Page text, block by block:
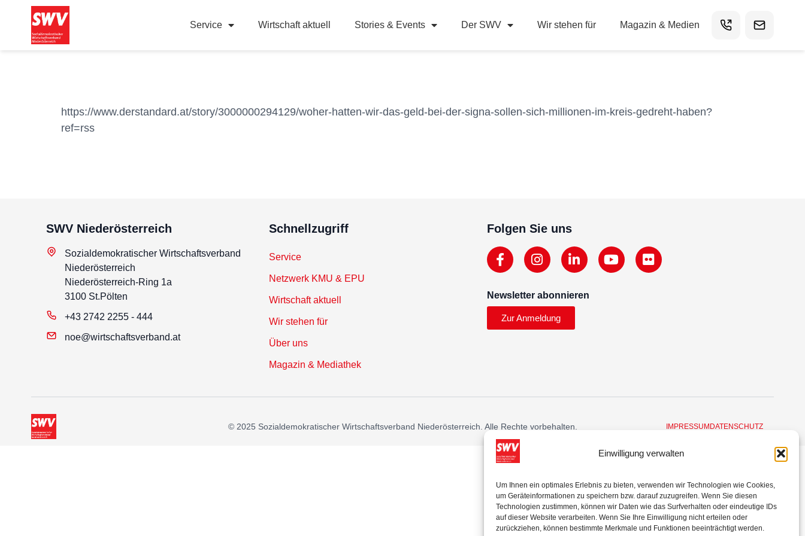
Einwilligung verwalten
Um Ihnen ein optimales Erlebnis zu bieten, verwenden wir Technologien wie Cookies,
um Geräteinformationen zu speichern bzw. darauf zuzugreifen. Wenn Sie diesen
Technologien zustimmen, können wir Daten wie das Surfverhalten oder eindeutige IDs
auf dieser Website verarbeiten. Wenn Sie Ihre Einwilligung nicht erteilen oder
zurückziehen, können bestimmte Merkmale und Funktionen beeinträchtigt werden.
Service Wirtschaft aktuell Stories & Events Der SWV Wir stehen für Magazin & Medien
https://www.derstandard.at/story/3000000294129/woher-hatten-wir-das-geld-bei-der-signa-sollen-sich-millionen-im-kreis-gedreht-haben?
ref=rss
SWV Niederösterreich
Sozialdemokratischer Wirtschaftsverband
Niederösterreich
Niederösterreich-Ring 1a
3100 St.Pölten
+43 2742 2255 - 444
noe@wirtschaftsverband.at
Schnellzugriff
Service
Netzwerk KMU & EPU
Wirtschaft aktuell
Wir stehen für
Über uns
Magazin & Mediathek
Folgen Sie uns
Newsletter abonnieren
Zur Anmeldung
© 2025 Sozialdemokratischer Wirtschaftsverband Niederösterreich. Alle Rechte vorbehalten. IMPRESSUMDATENSCHUTZ